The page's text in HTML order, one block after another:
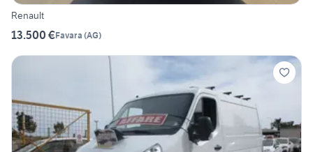
Renault
13.500 €Favara (AG)